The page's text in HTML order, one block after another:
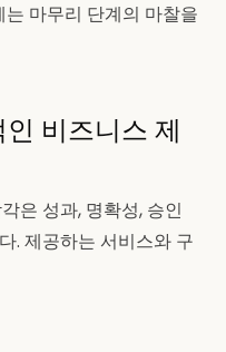
마무리 단계의 마찰을
비즈니스 제
은 성과, 명확성, 승인
. 제공하는 서비스와 구